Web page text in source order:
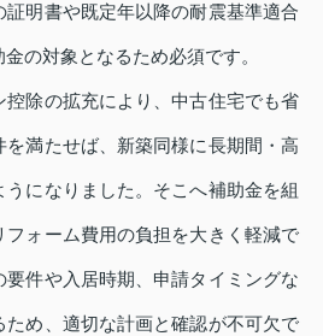
明書や既定年以降の耐震基準適合
の対象となるため必須です。
控除の拡充により、中古住宅でも省
満たせば、新築同様に長期間・高
になりました。そこへ補助金を組
ォーム費用の負担を大きく軽減で
要件や入居時期、申請タイミングな
ため、適切な計画と確認が不可欠で